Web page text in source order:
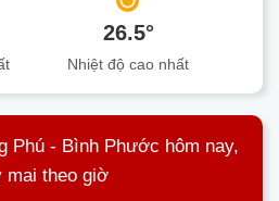
26.5°
Nhiệt độ cao nhất
Phú - Bình Phước hôm nay,
mai theo giờ